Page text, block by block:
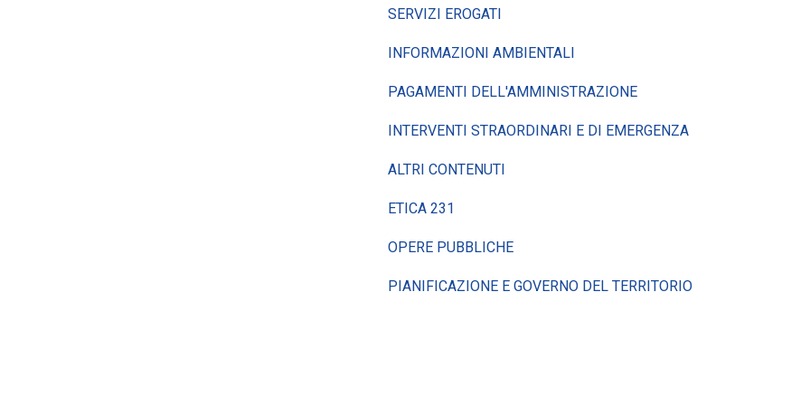
SERVIZI EROGATI
INFORMAZIONI AMBIENTALI
PAGAMENTI DELL'AMMINISTRAZIONE
INTERVENTI STRAORDINARI E DI EMERGENZA
ALTRI CONTENUTI
ETICA 231
OPERE PUBBLICHE
PIANIFICAZIONE E GOVERNO DEL TERRITORIO